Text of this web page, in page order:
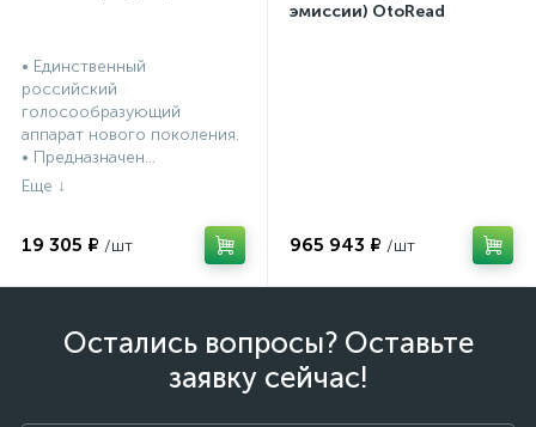
• Единственный
российский
голосообразующий
аппарат нового поколения.
• Предназначен...
19 305 ₽
эмиссии) OtoRead
965 943 ₽
Остались вопросы? Оставьте
заявку сейчас!